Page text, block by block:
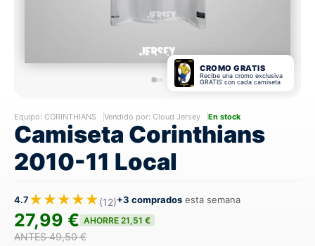
CROMO GRATIS
Recibe una cromo exclusiva
GRATIS con cada camiseta
Equipo: CORINTHIANS Vendido por: Cloud Jersey En stock
Camiseta Corinthians
2010-11 Local
4.7★★★★★(12)+3 comprados esta semana
27,99 € AHORRE 21,51 €
ANTES 49,50 €